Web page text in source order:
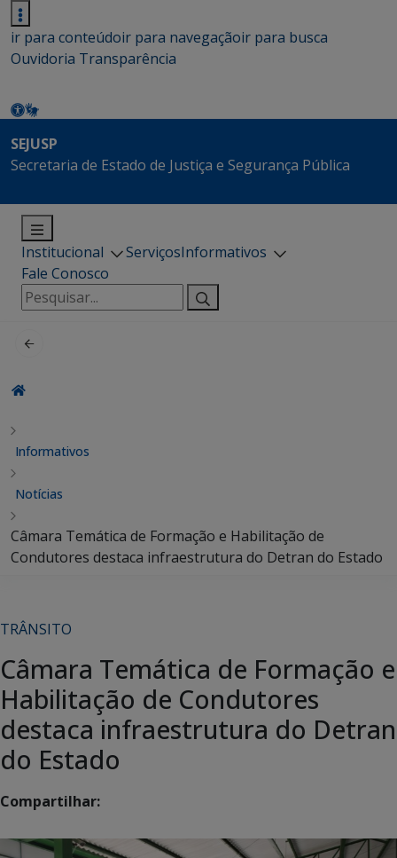
ir para conteúdoir para navegaçãoir para busca
Ouvidoria Transparência
SEJUSP
Secretaria de Estado de Justiça e Segurança Pública
Institucional ServiçosInformativos
Fale Conosco
Pesquisar
por:
Informativos
Notícias
Câmara Temática de Formação e Habilitação de
Condutores destaca infraestrutura do Detran do Estado
TRÂNSITO
Câmara Temática de Formação e
Habilitação de Condutores
destaca infraestrutura do Detran
do Estado
Compartilhar: